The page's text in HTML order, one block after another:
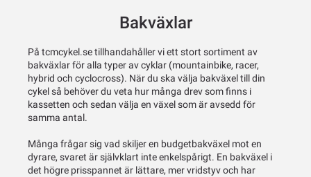
Bakväxlar
På tcmcykel.se tillhandahåller vi ett stort sortiment av
bakväxlar för alla typer av cyklar (mountainbike, racer,
hybrid och cyclocross). När du ska välja bakväxel till din
cykel så behöver du veta hur många drev som finns i
kassetten och sedan välja en växel som är avsedd för
samma antal.
Många frågar sig vad skiljer en budgetbakväxel mot en
dyrare, svaret är självklart inte enkelspårigt. En bakväxel i
det högre prisspannet är lättare, mer vridstyv och har